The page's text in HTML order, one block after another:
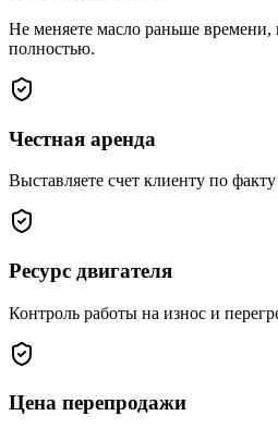
Не меняете масло раньше времени,
полностью.
Честная аренда
Выставляете счет клиенту по
Ресурс двигателя
Контроль работы на износ и
Цена перепродажи